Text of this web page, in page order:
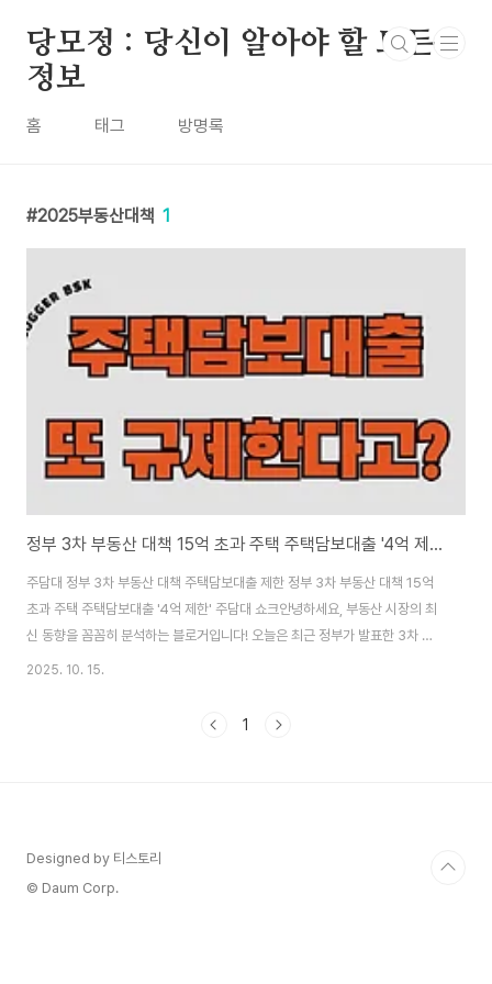
당모정 : 당신이 알아야 할 모든
정보
홈 태그 방명록
2025부동산대책 1
정부 3차 부동산 대책 15억 초과 주택 주택담보대출 '4억 제한' 주담대 쇼크
주담대 정부 3차 부동산 대책 주택담보대출 제한 정부 3차 부동산 대책 15억
초과 주택 주택담보대출 '4억 제한' 주담대 쇼크안녕하세요, 부동산 시장의 최
신 동향을 꼼꼼히 분석하는 블로거입니다! 오늘은 최근 정부가 발표한 3차 부
동산 대책을 깊이 파헤쳐보겠습니다. 서울 집값이 다시 들썩이는 가운데, 금융
요. 15억 원 초과 주택의 주담대 한도가 4억 원으로 줄어들고, 25억 원 초과
2025. 10. 15.
1
Designed by 티스토리
© Daum Corp.